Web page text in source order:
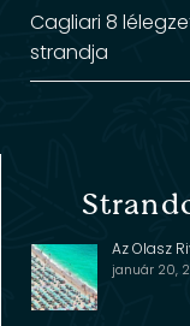
Cagliari 8
strandja
Az Olasz
január 20,